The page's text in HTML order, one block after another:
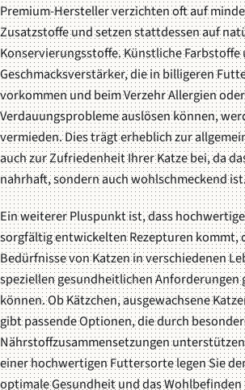
Premium-Hersteller verzichten oft auf
Zusatzstoffe und setzen stattdessen auf
Konservierungsstoffe. Künstliche Farbstoffe
Geschmacksverstärker, die in billigeren
vorkommen und beim Verzehr Allergien oder
Verdauungsprobleme auslösen können,
vermieden. Dies trägt erheblich zur
auch zur Zufriedenheit Ihrer Katze bei, da
nahrhaft, sondern auch wohlschmeckend ist.
Ein weiterer Pluspunkt ist, dass
sorgfältig entwickelten Rezepturen kommt,
Bedürfnisse von Katzen in verschiedenen
speziellen gesundheitlichen Anforderungen
können. Ob Kätzchen, ausgewachsene
gibt passende Optionen, die durch
Nährstoffzusammensetzungen
einer hochwertigen Futtersorte legen Sie
optimale Gesundheit und das Wohlbefinden